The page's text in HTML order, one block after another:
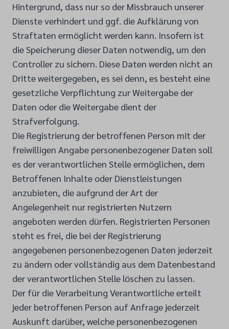
Hintergrund, dass nur so der Missbrauch unserer
Dienste verhindert und ggf. die Aufklärung von
Straftaten ermöglicht werden kann. Insofern ist
die Speicherung dieser Daten notwendig, um den
Controller zu sichern. Diese Daten werden nicht an
Dritte weitergegeben, es sei denn, es besteht eine
gesetzliche Verpflichtung zur Weitergabe der
Daten oder die Weitergabe dient der
Strafverfolgung.
Die Registrierung der betroffenen Person mit der
freiwilligen Angabe personenbezogener Daten soll
es der verantwortlichen Stelle ermöglichen, dem
Betroffenen Inhalte oder Dienstleistungen
anzubieten, die aufgrund der Art der
Angelegenheit nur registrierten Nutzern
angeboten werden dürfen. Registrierten Personen
steht es frei, die bei der Registrierung
angegebenen personenbezogenen Daten jederzeit
zu ändern oder vollständig aus dem Datenbestand
der verantwortlichen Stelle löschen zu lassen.
Der für die Verarbeitung Verantwortliche erteilt
jeder betroffenen Person auf Anfrage jederzeit
Auskunft darüber, welche personenbezogenen